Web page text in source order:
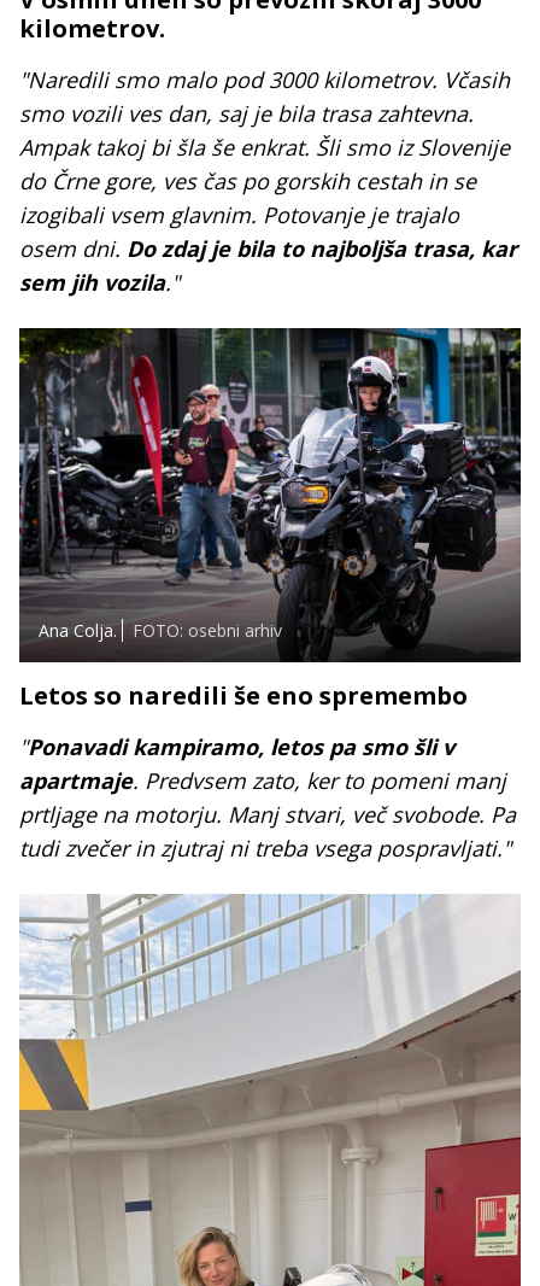
kilometrov.
"Naredili smo malo pod 3000 kilometrov. Včasih
smo vozili ves dan, saj je bila trasa zahtevna.
Ampak takoj bi šla še enkrat. Šli smo iz Slovenije
do Črne gore, ves čas po gorskih cestah in se
izogibali vsem glavnim. Potovanje je trajalo
osem dni. Do zdaj je bila to najboljša trasa, kar
sem jih vozila."
Ana Colja. FOTO: osebni arhiv
Letos so naredili še eno spremembo
"Ponavadi kampiramo, letos pa smo šli v
apartmaje. Predvsem zato, ker to pomeni manj
prtljage na motorju. Manj stvari, več svobode. Pa
tudi zvečer in zjutraj ni treba vsega pospravljati."